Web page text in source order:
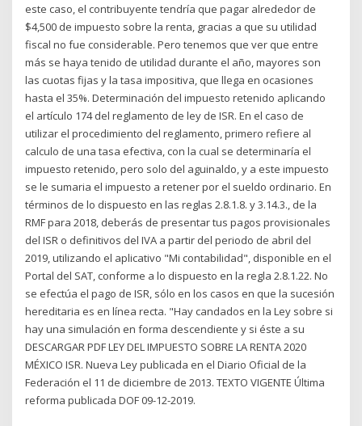
este caso, el contribuyente tendría que pagar alrededor de
$4,500 de impuesto sobre la renta, gracias a que su utilidad
fiscal no fue considerable. Pero tenemos que ver que entre
más se haya tenido de utilidad durante el año, mayores son
las cuotas fijas y la tasa impositiva, que llega en ocasiones
hasta el 35%. Determinación del impuesto retenido aplicando
el artículo 174 del reglamento de ley de ISR. En el caso de
utilizar el procedimiento del reglamento, primero refiere al
calculo de una tasa efectiva, con la cual se determinaría el
impuesto retenido, pero solo del aguinaldo, y a este impuesto
se le sumaria el impuesto a retener por el sueldo ordinario. En
términos de lo dispuesto en las reglas 2.8.1.8. y 3.14.3., de la
RMF para 2018, deberás de presentar tus pagos provisionales
del ISR o definitivos del IVA a partir del periodo de abril del
2019, utilizando el aplicativo "Mi contabilidad", disponible en el
Portal del SAT, conforme a lo dispuesto en la regla 2.8.1.22. No
se efectúa el pago de ISR, sólo en los casos en que la sucesión
hereditaria es en línea recta. "Hay candados en la Ley sobre si
hay una simulación en forma descendiente y si éste a su
DESCARGAR PDF LEY DEL IMPUESTO SOBRE LA RENTA 2020
MÉXICO ISR. Nueva Ley publicada en el Diario Oficial de la
Federación el 11 de diciembre de 2013. TEXTO VIGENTE Última
reforma publicada DOF 09-12-2019.